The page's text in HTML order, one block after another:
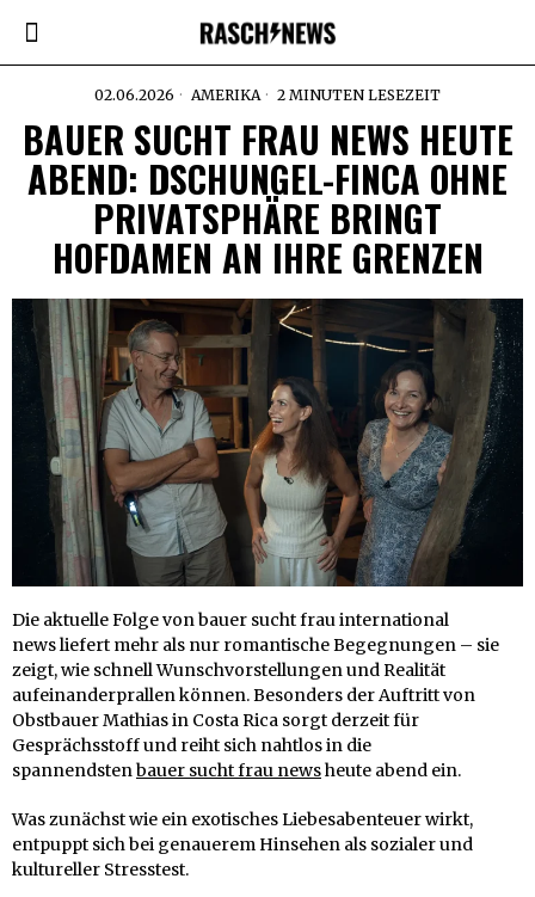
02.06.2026 AMERIKA 2 MINUTEN LESEZEIT
BAUER SUCHT FRAU NEWS HEUTE
ABEND: DSCHUNGEL-FINCA OHNE
PRIVATSPHÄRE BRINGT
HOFDAMEN AN IHRE GRENZEN
Die aktuelle Folge von bauer sucht frau international
news liefert mehr als nur romantische Begegnungen – sie
zeigt, wie schnell Wunschvorstellungen und Realität
aufeinanderprallen können. Besonders der Auftritt von
Obstbauer Mathias in Costa Rica sorgt derzeit für
Gesprächsstoff und reiht sich nahtlos in die
spannendstenbauer sucht frau newsheute abend ein.
Was zunächst wie ein exotisches Liebesabenteuer wirkt,
entpuppt sich bei genauerem Hinsehen als sozialer und
kultureller Stresstest.